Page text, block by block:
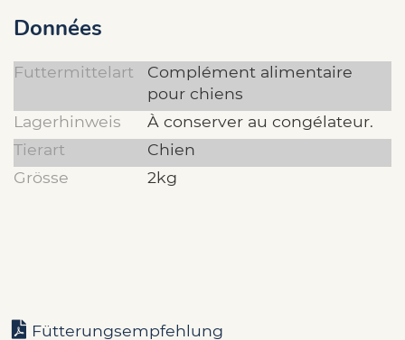
Données
Futtermittelart
Complément alimentaire
pour chiens
Lagerhinweis
À conserver au congélateur.
Tierart
Chien
Grösse
2kg
Fütterungsempfehlung